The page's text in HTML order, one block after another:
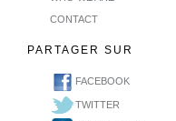
CONTACT
PARTAGER SUR
FACEBOOK
TWITTER